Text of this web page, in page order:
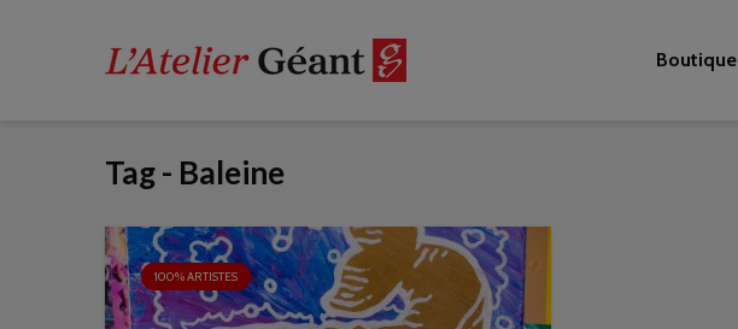
Boutique
Tag - Baleine
100% ARTISTES